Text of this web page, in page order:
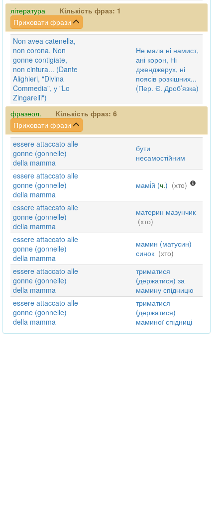
література
Кількість фраз: 1
Приховати фрази
Non avea catenella,
non corona, Non
gonne contigiate,
non cintura... (Dante
Alighieri, "Divina
Commedia", у "Lo
Zingarelli")
Не мала ні намист,
ані корон, Ні
дженджерух, ні
поясів розкішних...
(Пер. Є. Дроб’язка)
фразеол. Кількість фраз: 6
Приховати фрази
essere attaccato alle
gonne (gonnelle)
della mamma
бути
несамостійним
essere attaccato alle
gonne (gonnelle)
della mamma
мамі́й (ч.) (хто)
essere attaccato alle
gonne (gonnelle)
della mamma
материн мазунчик
(хто)
essere attaccato alle
gonne (gonnelle)
della mamma
мамин (матусин)
синок (хто)
essere attaccato alle
gonne (gonnelle)
della mamma
триматися
(держатися) за
мамину спідницю
essere attaccato alle
gonne (gonnelle)
della mamma
триматися
(держатися)
маминої спідниці